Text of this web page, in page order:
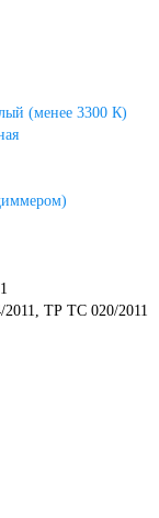
(менее 3300 К)
ТР ТС 020/2011